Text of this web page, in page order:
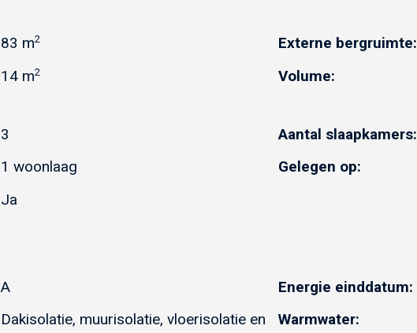
83 m2 Externe bergruimte:
14 m2 Volume:
3 Aantal slaapkamers:
1 woonlaag Gelegen op:
Ja
A Energie einddatum:
Dakisolatie, muurisolatie, vloerisolatie en
Warmwater: